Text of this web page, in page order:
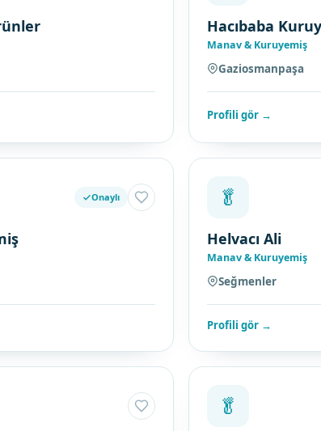
Hacıbaba
Manav & Kuruyemiş
Gaziosmanpaşa
Profili gör →
Onaylı 🥬
Helvacı Ali
Manav & Kuruyemiş
Seğmenler
Profili gör →
🥬